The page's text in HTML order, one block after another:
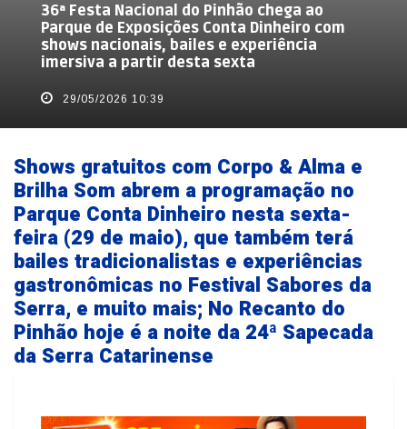
36ª Festa Nacional do Pinhão chega ao
Parque de Exposições Conta Dinheiro com
shows nacionais, bailes e experiência
imersiva a partir desta sexta
29/05/2026 10:39
Shows gratuitos com Corpo & Alma e
Brilha Som abrem a programação no
Parque Conta Dinheiro nesta sexta-
feira (29 de maio), que também terá
bailes tradicionalistas e experiências
gastronômicas no Festival Sabores da
Serra, e muito mais; No Recanto do
Pinhão hoje é a noite da 24ª Sapecada
da Serra Catarinense